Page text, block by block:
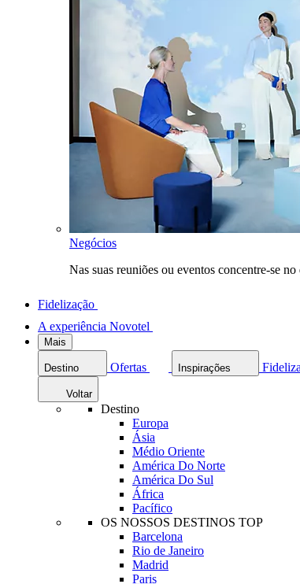
Negócios
Nas suas reuniões ou eventos concentre-se
Fidelização
A experiência Novotel
Mais
Destino Ofertas Inspirações
Voltar
Destino
Europa
Ásia
Médio Oriente
América Do Norte
América Do Sul
África
Pacífico
OS NOSSOS DESTINOS TOP
Barcelona
Rio de Janeiro
Madrid
Paris